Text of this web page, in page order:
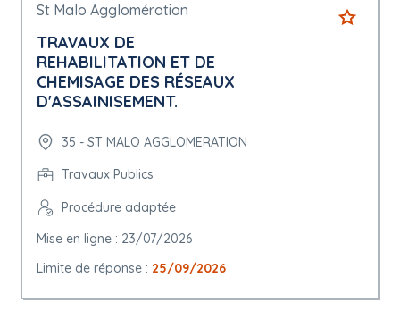
St Malo Agglomération
TRAVAUX DE
REHABILITATION ET DE
CHEMISAGE DES RÉSEAUX
D'ASSAINISEMENT.
35 - ST MALO AGGLOMERATION
Travaux Publics
Procédure adaptée
Mise en ligne : 23/07/2026
Limite de réponse : 25/09/2026